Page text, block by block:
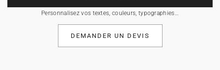
Personnalisez vos textes, couleurs, typographies…
DEMANDER UN DEVIS